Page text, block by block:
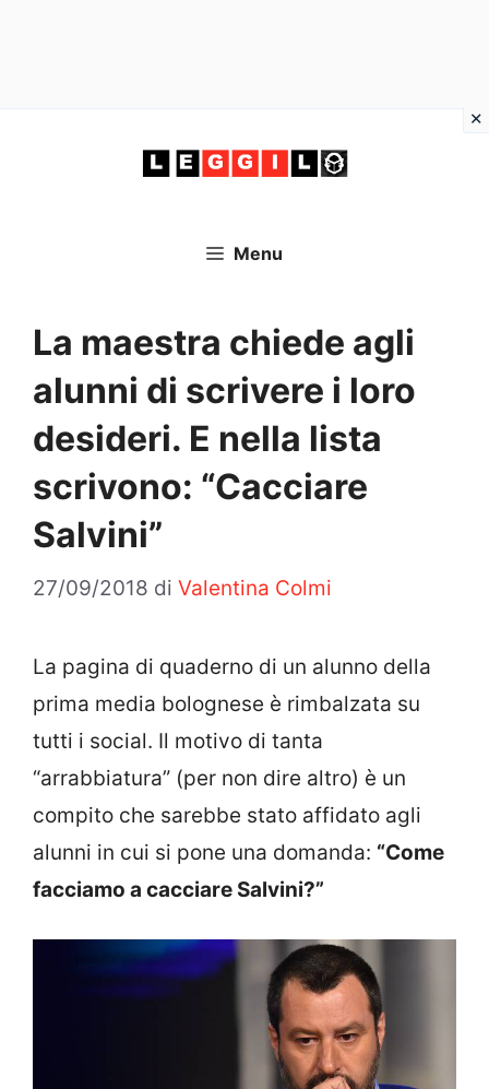
Menu
La maestra chiede agli
alunni di scrivere i loro
desideri. E nella lista
scrivono: “Cacciare
Salvini”
27/09/2018 di Valentina Colmi
La pagina di quaderno di un alunno della
prima media bolognese è rimbalzata su
tutti i social. Il motivo di tanta
“arrabbiatura” (per non dire altro) è un
compito che sarebbe stato affidato agli
alunni in cui si pone una domanda: “Come
facciamo a cacciare Salvini?”